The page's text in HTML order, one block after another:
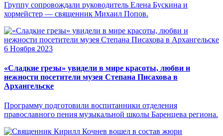
Группу сопровождали руководитель Елена Бускина и
хормейстер — священник Михаил Попов.
6 Ноября 2023
«Сладкие грезы» увидели в мире красоты, любви и
нежности посетители музея Степана Писахова в
Архангельске
Программу подготовили воспитанники отделения
православного пения музыкальной школы Баренцева региона.